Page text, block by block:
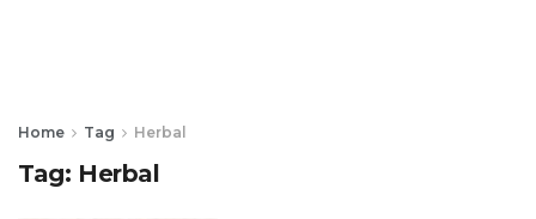
Home Tag Herbal
Tag: Herbal